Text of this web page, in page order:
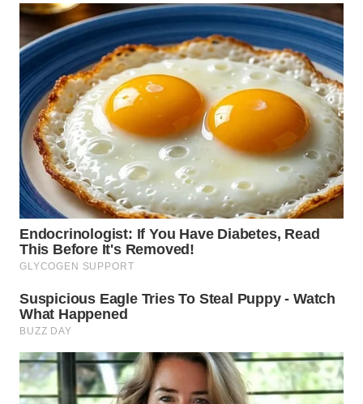
WN
MALUKU
WN
MALUT
WN
DAIRI
WN
DANAU
TOBA
WN
WN
WN
TAPANULI